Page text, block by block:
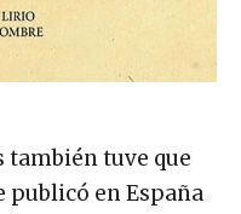
también tuve que
publicó en España